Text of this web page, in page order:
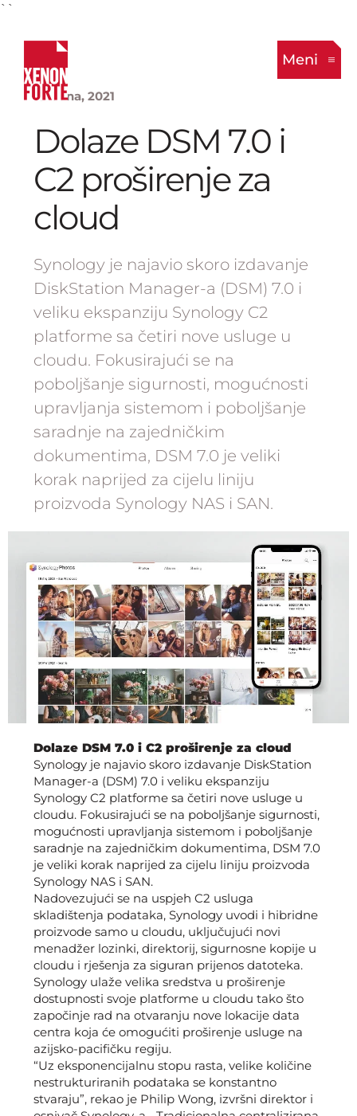
``
Meni
13. Juna, 2021
Dolaze DSM 7.0 i
C2 proširenje za
cloud
Synology je najavio skoro izdavanje
DiskStation Manager-a (DSM) 7.0 i
veliku ekspanziju Synology C2
platforme sa četiri nove usluge u
cloudu. Fokusirajući se na
poboljšanje sigurnosti, mogućnosti
upravljanja sistemom i poboljšanje
saradnje na zajedničkim
dokumentima, DSM 7.0 je veliki
korak naprijed za cijelu liniju
proizvoda Synology NAS i SAN.
Dolaze DSM 7.0 i C2 proširenje za cloud
Synology je najavio skoro izdavanje DiskStation
Manager-a (DSM) 7.0 i veliku ekspanziju
Synology C2 platforme sa četiri nove usluge u
cloudu. Fokusirajući se na poboljšanje sigurnosti,
mogućnosti upravljanja sistemom i poboljšanje
saradnje na zajedničkim dokumentima, DSM 7.0
je veliki korak naprijed za cijelu liniju proizvoda
Synology NAS i SAN.
Nadovezujući se na uspjeh C2 usluga
skladištenja podataka, Synology uvodi i hibridne
proizvode samo u cloudu, uključujući novi
menadžer lozinki, direktorij, sigurnosne kopije u
cloudu i rješenja za siguran prijenos datoteka.
Synology ulaže velika sredstva u proširenje
dostupnosti svoje platforme u cloudu tako što
započinje rad na otvaranju nove lokacije data
centra koja će omogućiti proširenje usluge na
azijsko-pacifičku regiju.
“Uz eksponencijalnu stopu rasta, velike količine
nestrukturiranih podataka se konstantno
stvaraju”, rekao je Philip Wong, izvršni direktor i